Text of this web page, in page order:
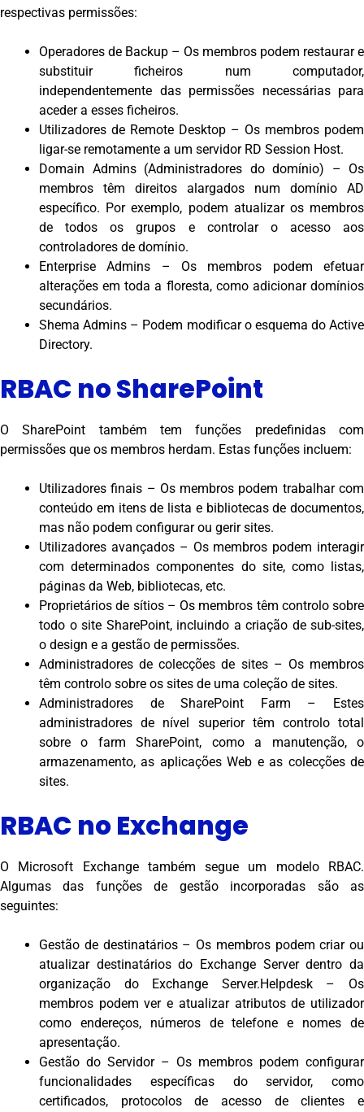
respectivas permissões:
Operadores de Backup – Os membros podem restaurar e
substituir ficheiros num computador,
independentemente das permissões necessárias para
aceder a esses ficheiros.
Utilizadores de Remote Desktop – Os membros podem
ligar-se remotamente a um servidor RD Session Host.
Domain Admins (Administradores do domínio) – Os
membros têm direitos alargados num domínio AD
específico. Por exemplo, podem atualizar os membros
de todos os grupos e controlar o acesso aos
controladores de domínio.
Enterprise Admins – Os membros podem efetuar
alterações em toda a floresta, como adicionar domínios
secundários.
Shema Admins – Podem modificar o esquema do Active
Directory.
RBAC no SharePoint
O SharePoint também tem funções predefinidas com
permissões que os membros herdam. Estas funções incluem:
Utilizadores finais – Os membros podem trabalhar com
conteúdo em itens de lista e bibliotecas de documentos,
mas não podem configurar ou gerir sites.
Utilizadores avançados – Os membros podem interagir
com determinados componentes do site, como listas,
páginas da Web, bibliotecas, etc.
Proprietários de sítios – Os membros têm controlo sobre
todo o site SharePoint, incluindo a criação de sub-sites,
o design e a gestão de permissões.
Administradores de colecções de sites – Os membros
têm controlo sobre os sites de uma coleção de sites.
Administradores de SharePoint Farm – Estes
administradores de nível superior têm controlo total
sobre o farm SharePoint, como a manutenção, o
armazenamento, as aplicações Web e as colecções de
sites.
RBAC no Exchange
O Microsoft Exchange também segue um modelo RBAC.
Algumas das funções de gestão incorporadas são as
seguintes:
Gestão de destinatários – Os membros podem criar ou
atualizar destinatários do Exchange Server dentro da
organização do Exchange Server.Helpdesk – Os
membros podem ver e atualizar atributos de utilizador
como endereços, números de telefone e nomes de
apresentação.
Gestão do Servidor – Os membros podem configurar
funcionalidades específicas do servidor, como
certificados, protocolos de acesso de clientes e